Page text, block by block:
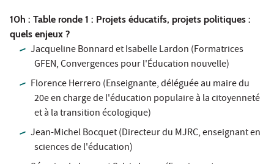
10h : Table ronde 1 : Projets éducatifs, projets politiques :
quels enjeux ?
Jacqueline Bonnard et Isabelle Lardon (Formatrices
GFEN, Convergences pour l'Éducation nouvelle)
Florence Herrero (Enseignante, déléguée au maire du
20e en charge de l'éducation populaire à la citoyenneté
et à la transition écologique)
Jean-Michel Bocquet (Directeur du MJRC, enseignant en
sciences de l'éducation)